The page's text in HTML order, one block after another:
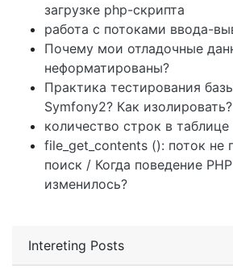
Intereting Posts
загрузке php-скрипта
работа с потоками ввода-
Почему мои отладочные
неформатированы?
Практика тестирования
Symfony2? Как изолировать?
количество строк в таблице
file_get_contents (): поток не
поиск / Когда поведение
изменилось?